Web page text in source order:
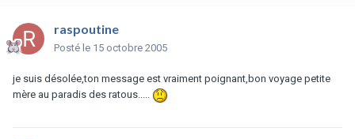
raspoutine
Posté le 15 octobre 2005
je suis désolée,ton message est vraiment poignant,bon voyage petite
mère au paradis des ratous.....